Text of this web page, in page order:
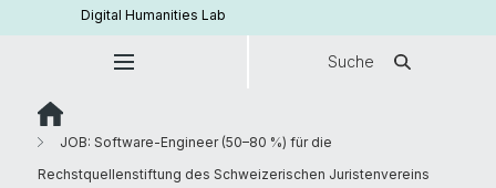
Digital Humanities Lab
Suche
JOB: Software-Engineer (50–80 %) für die
Rechstquellenstiftung des Schweizerischen Juristenvereins